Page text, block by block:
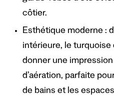
côtier.
Esthétique moderne :
intérieure, le
donner une
d’aération, parfaite
de bains et les